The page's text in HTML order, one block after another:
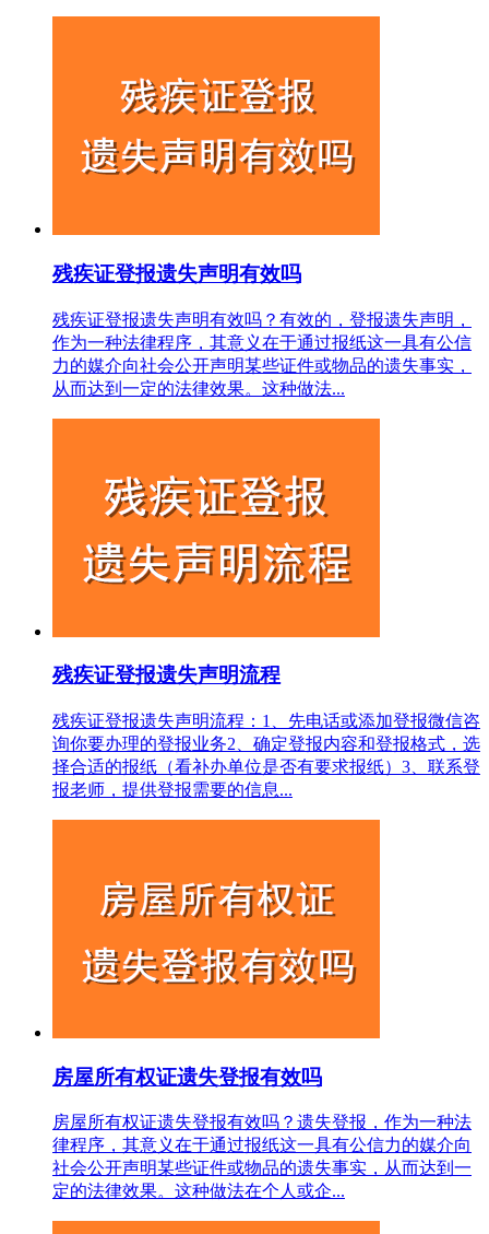
残疾证登报遗失声明有效吗
残疾证登报遗失声明有效吗？有效的，登报遗失声明，
作为一种法律程序，其意义在于通过报纸这一具有公信
力的媒介向社会公开声明某些证件或物品的遗失事实，
从而达到一定的法律效果。这种做法...
残疾证登报遗失声明流程
残疾证登报遗失声明流程：1、先电话或添加登报微信咨
询你要办理的登报业务2、确定登报内容和登报格式，选
择合适的报纸（看补办单位是否有要求报纸）3、联系登
报老师，提供登报需要的信息...
房屋所有权证遗失登报有效吗
房屋所有权证遗失登报有效吗？遗失登报，作为一种法
律程序，其意义在于通过报纸这一具有公信力的媒介向
社会公开声明某些证件或物品的遗失事实，从而达到一
定的法律效果。这种做法在个人或企...